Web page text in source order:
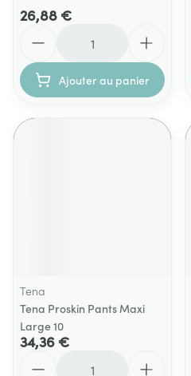
26,88 €
Ajouter au panier
Tena
Tena Proskin Pants Maxi
Large 10
34,36 €